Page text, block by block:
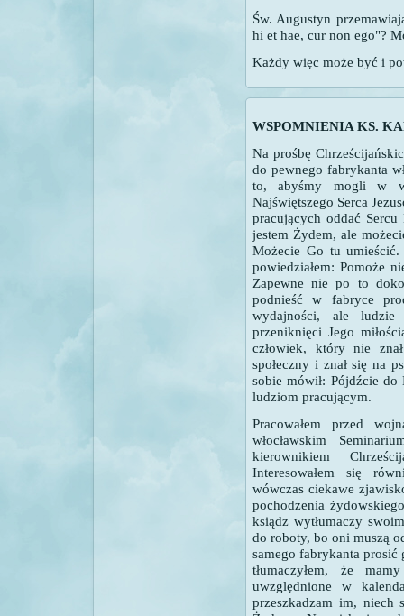
Św. Augustyn
hi et hae, cur non ego"?
Każdy więc może być i
WSPOMNIENIA KS.
Na prośbę
do pewnego fabrykanta
to, abyśmy mogli w
Najświętszego Serca
pracujących oddać Sercu
jestem Żydem, ale
Możecie Go tu
powiedziałem: Pomoże
Zapewne nie po to
podnieść w fabryce
wydajności, ale
przeniknięci Jego
człowiek, który nie
społeczny i znał się na
sobie mówił: Pójdźcie
ludziom pracującym.
Pracowałem przed
włocławskim
kierownikiem
Interesowałem się
wówczas ciekawe
pochodzenia
ksiądz wytłumaczy
do roboty, bo oni muszą
samego fabrykanta
tłumaczyłem, że
uwzględnione w
przeszkadzam im,